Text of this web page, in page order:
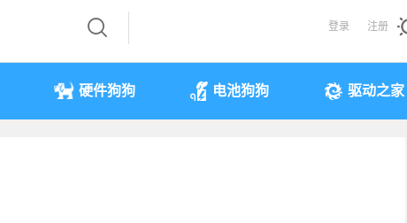
登录 注册
硬件狗狗 电池狗狗 驱动之家